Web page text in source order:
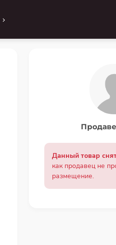
Данный товар
как продавец не
размещение.